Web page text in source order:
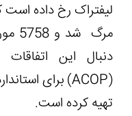
دنبال این اتفاقات
(
ACOP) برای
تهیه کرده است.